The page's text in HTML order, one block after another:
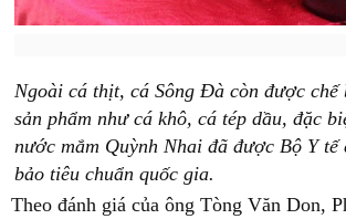
Ngoài cá thịt, cá Sông Đà còn được chế
sản phẩm như cá khô, cá tép dầu, đặc
nước mắm Quỳnh Nhai đã được Bộ Y tế
bảo tiêu chuẩn quốc gia.
Theo đánh giá của ông Tòng Văn Don,